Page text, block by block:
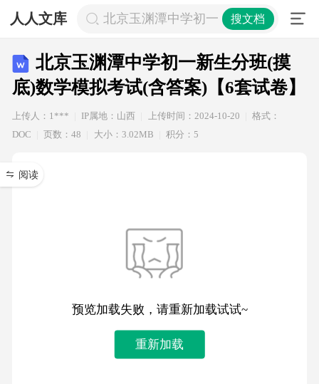
人人文库 北京玉渊潭中学初一新生分班(摸底)
搜文档
北京玉渊潭中学初一新生分班(摸
底)数学模拟考试(含答案)【6套试卷】
上传人：1*** IP属地：山西 上传时间：2024-10-20
格式：
DOC
页数：48 大小：3.02MB 积分：5
阅读
预览加载失败，请重新加载试试~
重新加载